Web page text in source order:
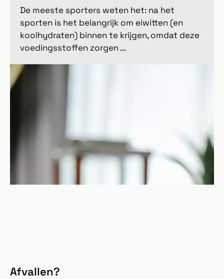
De meeste sporters weten het: na het
sporten is het belangrijk om eiwitten (en
koolhydraten) binnen te krijgen, omdat deze
voedingsstoffen zorgen ...
Afvallen?